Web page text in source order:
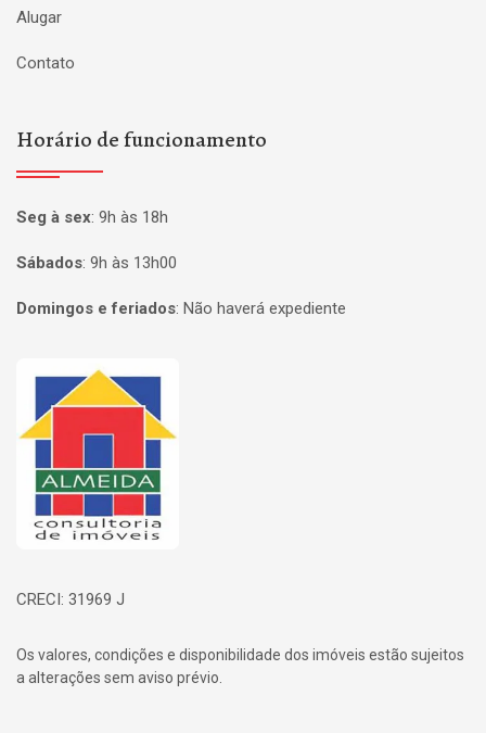
Alugar
Contato
Horário de funcionamento
Seg à sex: 9h às 18h
Sábados: 9h às 13h00
Domingos e feriados: Não haverá expediente
Página inicial
CRECI: 31969 J
Os valores, condições e disponibilidade dos imóveis estão sujeitos
a alterações sem aviso prévio.